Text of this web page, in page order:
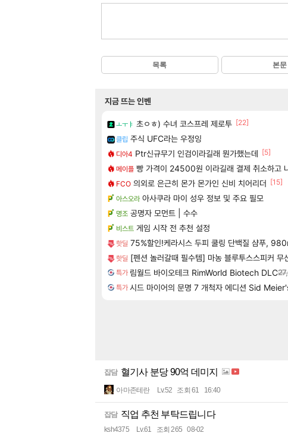
목록 본문
지금 뜨는 인벤
ㅗㅜㅑ 초ㅇㅎ) 수녀 코스프레 제로투 [22]
클립 주식 UFC라는 우정잉
디아4 Ptr신규무기 인검이라길래 뭔가했는데 [5]
메이플 빵 가격이 24500원 이라길래 결제 취소하고
FCO 의외로 은근히 몬가 몬가인 신비 치어리더 [15]
아스오라 아사쿠라 마이 성우 정보 및 주요 필모
명조 공명자 모먼트 | 수수
비스트 게임 시작 전 추천 설정
핫딜 75%할인!케라시스 두피 쿨링 단백질 샴푸,
핫딜 [펜션 놀러갈때 필수템] 마농 블루투스스피커 무
특가 림월드 바이오테크 RimWorld Biotech DLC
특가 시드 마이어의 문명 7 개척자 에디션 Sid
잡담 혈기사 분당 90억 데미지
아마존테란 Lv.52 조회 61 16:40
잡담 직업 추천 부탁드립니다
ksh4375 Lv.61 조회 265 08-02